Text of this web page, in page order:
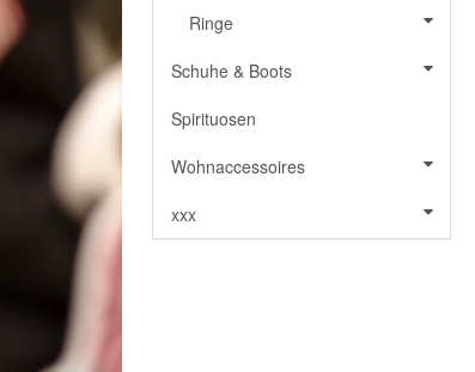
Ringe
Schuhe & Boots
Spirituosen
Wohnaccessoires
xxx